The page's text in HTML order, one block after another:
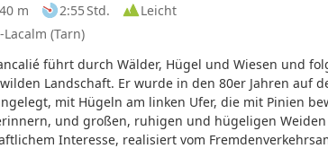
m 2:55 Std.
Leicht
(Tarn)
führt durch Wälder, Hügel und Wiesen und
Landschaft. Er wurde in den 80er Jahren auf
mit Hügeln am linken Ufer, die mit Pinien
und großen, ruhigen und hügeligen Weiden
Interesse, realisiert vom